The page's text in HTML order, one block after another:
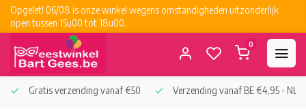
Opgelet! 06/08 is onze winkel wegens omstandigheden uitzonderlijk
open tussen 15u00 tot 18u00.
0
Gratis verzending vanaf €50 Verzending vanaf BE €4,95 - NL